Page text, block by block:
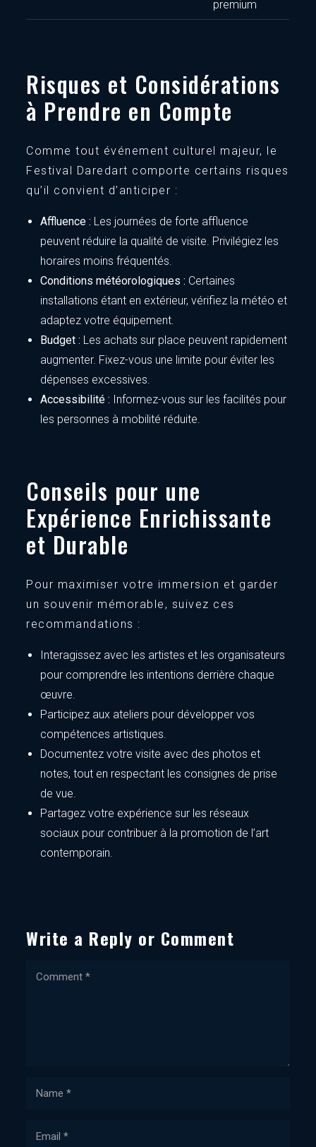
premium
Risques et Considérations
à Prendre en Compte
Comme tout événement culturel majeur, le
Festival Daredart comporte certains risques
qu’il convient d’anticiper :
Affluence : Les journées de forte affluence
peuvent réduire la qualité de visite. Privilégiez les
horaires moins fréquentés.
Conditions météorologiques : Certaines
installations étant en extérieur, vérifiez la météo et
adaptez votre équipement.
Budget : Les achats sur place peuvent rapidement
augmenter. Fixez-vous une limite pour éviter les
dépenses excessives.
Accessibilité : Informez-vous sur les facilités pour
les personnes à mobilité réduite.
Conseils pour une
Expérience Enrichissante
et Durable
Pour maximiser votre immersion et garder
un souvenir mémorable, suivez ces
recommandations :
Interagissez avec les artistes et les organisateurs
pour comprendre les intentions derrière chaque
œuvre.
Participez aux ateliers pour développer vos
compétences artistiques.
Documentez votre visite avec des photos et
notes, tout en respectant les consignes de prise
de vue.
Partagez votre expérience sur les réseaux
sociaux pour contribuer à la promotion de l’art
contemporain.
Write a Reply or Comment